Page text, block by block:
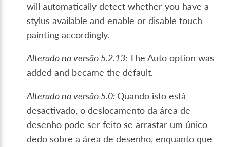
will automatically detect whether you have a
stylus available and enable or disable touch
painting accordingly.
Alterado na versão 5.2.13:The Auto option was
added and became the default.
Alterado na versão 5.0: Quando isto está
desactivado, o deslocamento da área de
desenho pode ser feito se arrastar um único
dedo sobre a área de desenho, enquanto que